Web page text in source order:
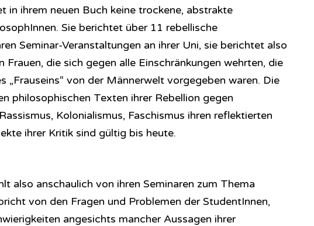
in ihrem neuen Buch keine trockene, abstrakte
Sie berichtet über 11 rebellische
Seminar-Veranstaltungen an ihrer Uni, sie berichtet also
Frauen, die sich gegen alle Einschränkungen wehrten, die
„Frauseins“ von der Männerwelt vorgegeben waren. Die
philosophischen Texten ihrer Rebellion gegen
Kolonialismus, Faschismus ihren reflektierten
ihrer Kritik sind gültig bis heute.
also anschaulich von ihren Seminaren zum Thema
von den Fragen und Problemen der StudentInnen,
angesichts mancher Aussagen ihrer